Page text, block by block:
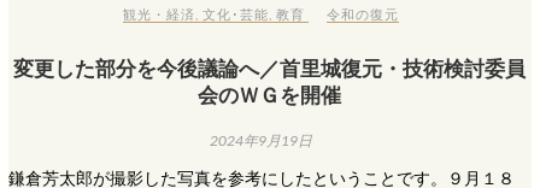
観光・経済 文化･芸能 教育 令和の復元
変更した部分を今後議論へ／首里城復元・技術検討委員
会のＷＧを開催
2024年9月19日
鎌倉芳太郎が撮影した写真を参考にしたということです。９月１８